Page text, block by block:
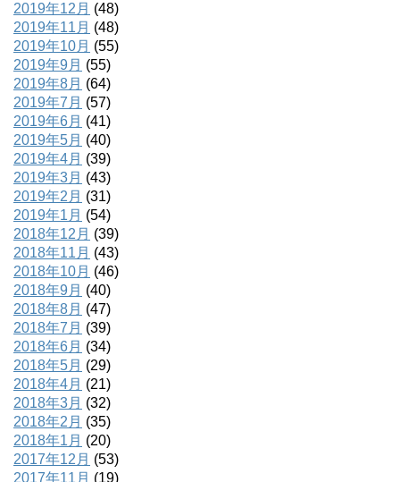
2019年12月 (48)
2019年11月 (48)
2019年10月 (55)
2019年9月 (55)
2019年8月 (64)
2019年7月 (57)
2019年6月 (41)
2019年5月 (40)
2019年4月 (39)
2019年3月 (43)
2019年2月 (31)
2019年1月 (54)
2018年12月 (39)
2018年11月 (43)
2018年10月 (46)
2018年9月 (40)
2018年8月 (47)
2018年7月 (39)
2018年6月 (34)
2018年5月 (29)
2018年4月 (21)
2018年3月 (32)
2018年2月 (35)
2018年1月 (20)
2017年12月 (53)
2017年11月 (19)